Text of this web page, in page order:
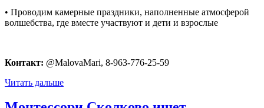
• Проводим камерные праздники, наполненные атмосферой
волшебства, где вместе участвуют и дети и взрослые
Контакт: @MalovaMari, 8-963-776-25-59
Читать дальше